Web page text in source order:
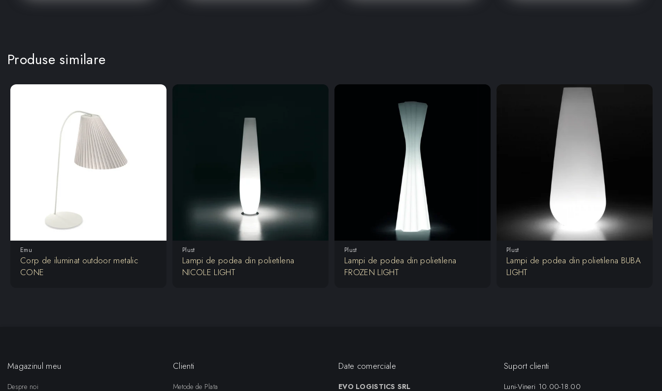
Produse similare
Emu
Corp de iluminat outdoor metalic
CONE
Plust
Lampi de podea din polietilena
NICOLE LIGHT
Plust
Lampi de podea din polietilena
FROZEN LIGHT
Plust
Lampi de podea din polietilena BUBA
LIGHT
Magazinul meu
Despre noi
Clienti
Metode de Plata
Date comerciale
EVO LOGISTICS SRL
Suport clienti
Luni-Vineri 10.00-18.00